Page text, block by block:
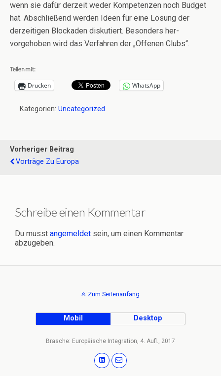
wenn sie dafür derzeit weder Kompetenzen noch Budget
hat. Abschließend werden Ideen für eine Lösung der
derzeitigen Blockaden diskutiert. Besonders her-
vorgehoben wird das Verfahren der „Offenen Clubs“.
Teilen mit:
Drucken WhatsApp
Kategorien: Uncategorized
Vorheriger Beitrag
Vorträge Zu Europa
Schreibe einen Kommentar
Du musst angemeldet sein, um einen Kommentar
abzugeben.
Zum Seitenanfang
Mobil Desktop
Brasche: Europäische Integration, 4. Aufl., 2017